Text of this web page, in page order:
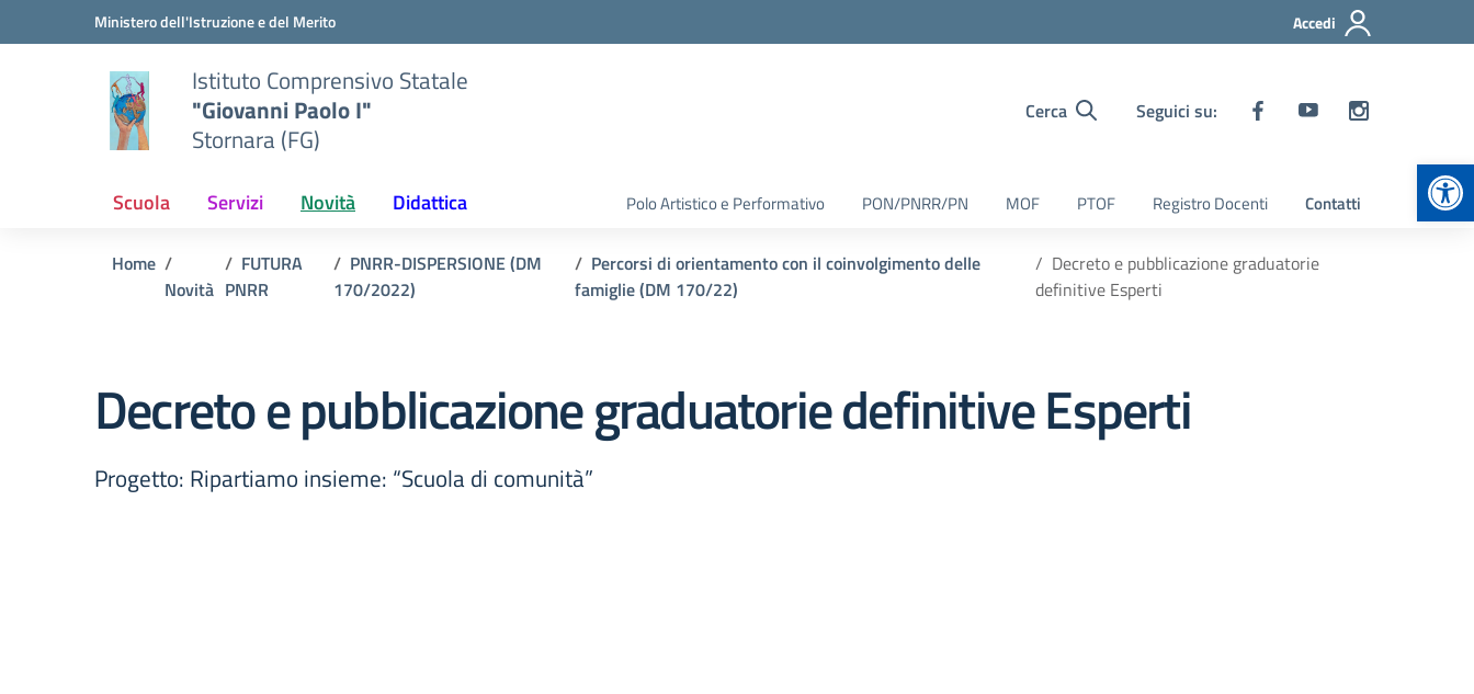
Vai ai contenuti
Vai al menu di navigazioneMinistero dell'Istruzione e del Merito Accedi
Istituto Comprensivo Statale
"Giovanni Paolo I"
Stornara (FG)
Cerca Seguici su:
Scuola Servizi Novità Didattica Polo Artistico e Performativo PON/PNRR/PN MOF PTOF Registro Docenti Contatti
Home
Novità
FUTURA
PNRR
PNRR-DISPERSIONE (DM
170/2022)
Percorsi di orientamento con il coinvolgimento delle
famiglie (DM 170/22)
Decreto e pubblicazione graduatorie
definitive Esperti
Decreto e pubblicazione graduatorie definitive Esperti
Progetto: Ripartiamo insieme: “Scuola di comunità”